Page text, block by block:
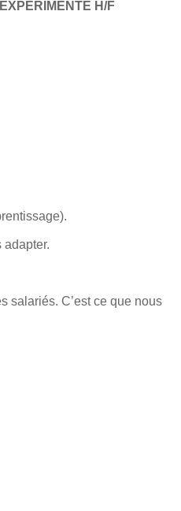
H/F
adapter.
salariés. C’est ce que nous